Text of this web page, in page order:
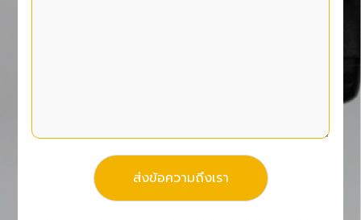
ส่งข้อความถึงเรา